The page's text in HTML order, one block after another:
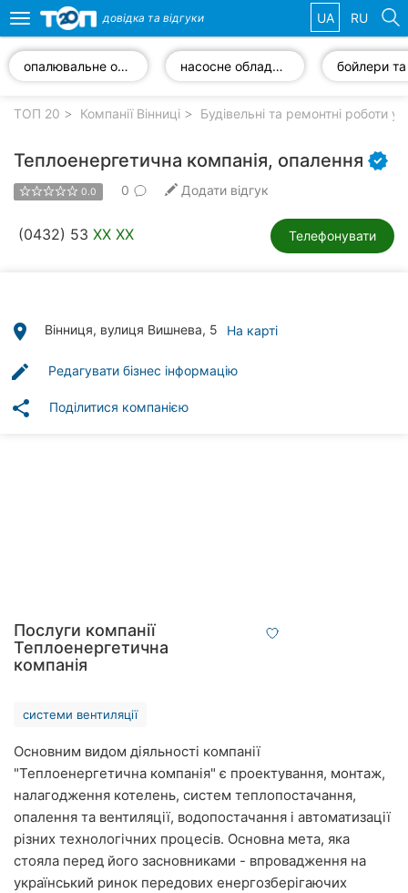
компанії
клініки
Автошколи
Всі
міста:
Житомир
Тернопіль
Хмельницький
Рівне
Одеса
Toggle
navigation
довідка та відгуки UA RU
опалювальне обладнання насосне обладнання
ТОП 20 Компанії Вінниці Будівельні та ремонтні роботи у
Теплоенергетична компанія, опалення
0.0 0 Додати відгук
(0432) 53 XX XX Телефонувати
place Вінниця, вулиця Вишнева, 5 На карті
edit Редагувати бізнес інформацію
share Поділитися компанією
Послуги компанії
Теплоенергетична
компанія
системи вентиляції
Основним видом діяльності компанії
"Теплоенергетична компанія" є проектування, монтаж,
налагодження котелень, систем теплопостачання,
опалення та вентиляції, водопостачання і автоматизації
різних технологічних процесів. Основна мета, яка
стояла перед його засновниками - впровадження на
український ринок передових енергозберігаючих